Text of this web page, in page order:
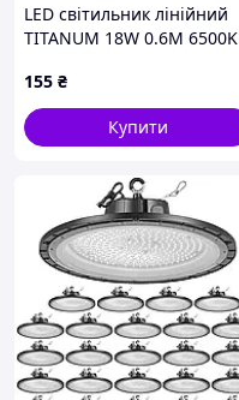
LED свiтильник лiнiйний
TITANUM 18W 0.6М 6500K
155 ₴
Купити